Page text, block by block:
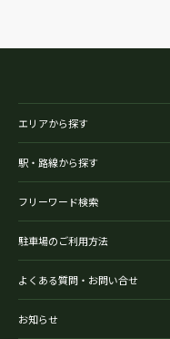
エリアから探す
駅・路線から探す
フリーワード検索
駐車場のご利用方法
よくある質問・お問い合せ
お知らせ